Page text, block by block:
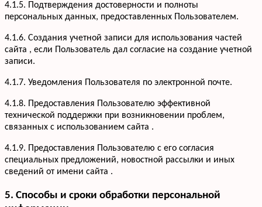
Услуги
Офисная мебель
Шкафы-купе
Гардеробные
Детская мебель
Портфолио
Акции
О компании
Вакансии
Отзывы
Информация
4.1.5. Подтверждения достоверности и полноты
персональных данных, предоставленных Пользователем.
4.1.6. Создания учетной записи для использования частей
сайта , если Пользователь дал согласие на создание учетной
записи.
4.1.7. Уведомления Пользователя по электронной почте.
4.1.8. Предоставления Пользователю эффективной
технической поддержки при возникновении проблем,
связанных с использованием сайта .
4.1.9. Предоставления Пользователю с его согласия
специальных предложений, новостной рассылки и иных
сведений от имени сайта .
5. Способы и сроки обработки персональной